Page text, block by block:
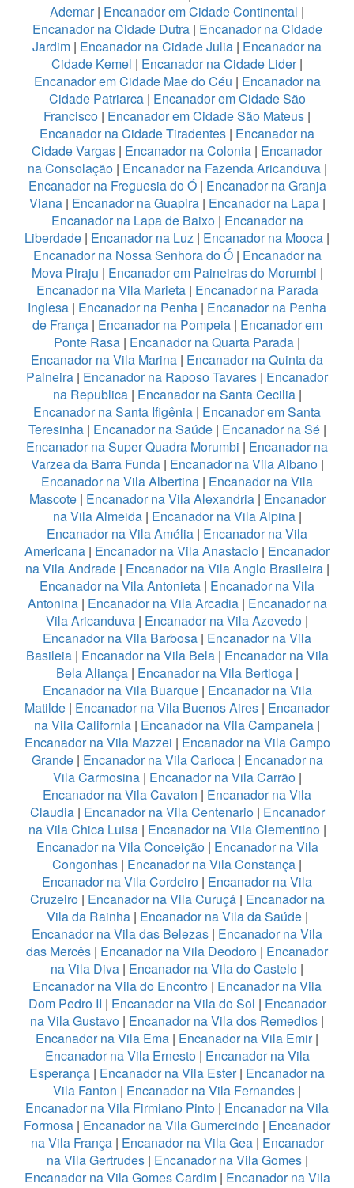
Ademar| Encanador em Cidade Continental |
Encanador na Cidade Dutra | Encanador na Cidade
Jardim | Encanador na Cidade Julia | Encanador na
Cidade Kemel | Encanador na Cidade Lider|
Encanador em Cidade Mae do Céu | Encanador na
Cidade Patriarca| Encanador em Cidade São
Francisco | Encanador em Cidade São Mateus |
Encanador na Cidade Tiradentes | Encanador na
Cidade Vargas | Encanador na Colonia | Encanador
na Consolação | Encanador na Fazenda Aricanduva|
Encanador na Freguesia do Ó| Encanador na Granja
Viana| Encanador na Guapira| Encanador na Lapa|
Encanador na Lapa de Baixo | Encanador na
Liberdade | Encanador na Luz | Encanador na Mooca |
Encanador na Nossa Senhora do Ó| Encanador na
Mova Piraju | Encanador em Paineiras do Morumbi |
Encanador na Vila Marieta| Encanador na Parada
Inglesa | Encanador na Penha | Encanador na Penha
de França | Encanador na Pompeia| Encanador em
Ponte Rasa | Encanador na Quarta Parada |
Encanador na Vila Marina | Encanador na Quinta da
Paineira | Encanador na Raposo Tavares | Encanador
na Republica| Encanador na Santa Cecilia|
Encanador na Santa Ifigênia | Encanador em Santa
Teresinha| Encanador na Saúde| Encanador na Sé|
Encanador na Super Quadra Morumbi | Encanador na
Varzea da Barra Funda| Encanador na Vila Albano|
Encanador na Vila Albertina | Encanador na Vila
Mascote| Encanador na Vila Alexandria| Encanador
na Vila Almeida | Encanador na Vila Alpina |
Encanador na Vila Amélia | Encanador na Vila
Americana | Encanador na Vila Anastacio | Encanador
na Vila Andrade| Encanador na Vila Anglo Brasileira|
Encanador na Vila Antonieta | Encanador na Vila
Antonina| Encanador na Vila Arcadia | Encanador na
Vila Aricanduva | Encanador na Vila Azevedo |
Encanador na Vila Barbosa | Encanador na Vila
Basileia| Encanador na Vila Bela| Encanador na Vila
Bela Aliança| Encanador na Vila Bertioga|
Encanador na Vila Buarque| Encanador na Vila
Matilde | Encanador na Vila Buenos Aires | Encanador
na Vila California | Encanador na Vila Campanela |
Encanador na Vila Mazzei | Encanador na Vila Campo
Grande| Encanador na Vila Carioca| Encanador na
Vila Carmosina| Encanador na Vila Carrão|
Encanador na Vila Cavaton | Encanador na Vila
Claudia| Encanador na Vila Centenario| Encanador
na Vila Chica Luisa | Encanador na Vila Clementino|
Encanador na Vila Conceição| Encanador na Vila
Congonhas | Encanador na Vila Constança |
Encanador na Vila Cordeiro | Encanador na Vila
Cruzeiro | Encanador na Vila Curuçá | Encanador na
Vila da Rainha | Encanador na Vila da Saúde|
Encanador na Vila das Belezas | Encanador na Vila
das Mercês | Encanador na Vila Deodoro | Encanador
na Vila Diva | Encanador na Vila do Castelo |
Encanador na Vila do Encontro | Encanador na Vila
Dom Pedro II | Encanador na Vila do Sol | Encanador
na Vila Gustavo | Encanador na Vila dos Remedios |
Encanador na Vila Ema | Encanador na Vila Emir|
Encanador na Vila Ernesto| Encanador na Vila
Esperança | Encanador na Vila Ester| Encanador na
Vila Fanton | Encanador na Vila Fernandes |
Encanador na Vila Firmiano Pinto | Encanador na Vila
Formosa | Encanador na Vila Gumercindo | Encanador
na Vila França| Encanador na Vila Gea| Encanador
na Vila Gertrudes| Encanador na Vila Gomes|
Encanador na Vila Gomes Cardim| Encanador na Vila